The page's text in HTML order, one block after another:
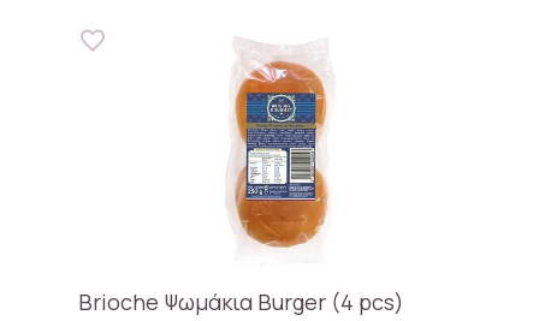
Brioche Ψωμάκια Burger (4 pcs)